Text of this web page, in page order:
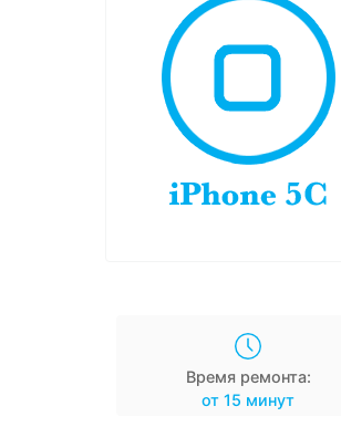
Время ремонта:
от 15 минут